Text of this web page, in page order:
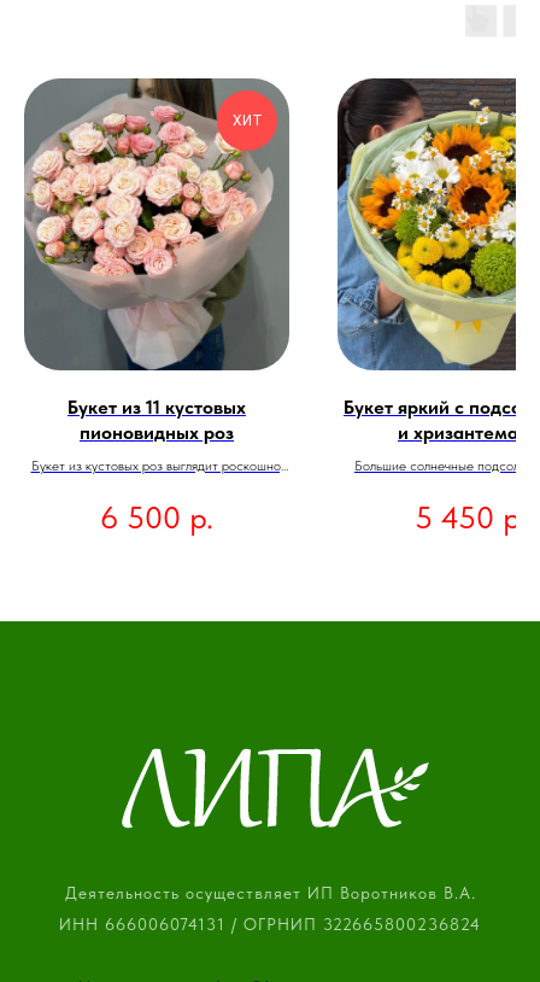
ХИТ
Букет из 11 кустовых
пионовидных роз
Букет из кустовых роз выглядит роскошно,
любовь, восхищение и благодарность. Такой
букет станет прекрасным подарком для
6 500 р.
Букет яркий с
и
Большие солнечные
насыщенные хризантемы в
букету выразительности и
5 450 р.
Деятельность осуществляет ИП Воротников В.А.
ИНН 666006074131 / ОГРНИП 322665800236824